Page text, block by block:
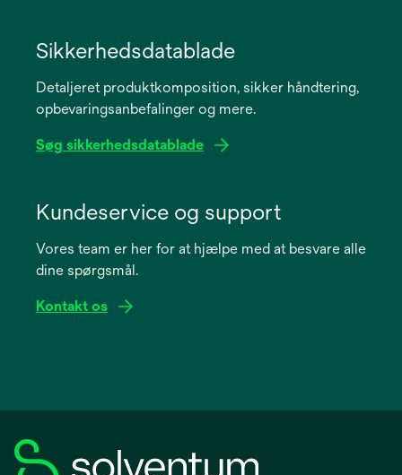
new
Sikkerhedsdatablade
Detaljeret produktkomposition, sikker håndtering,
opbevaringsanbefalinger og mere.
Søg sikkerhedsdatablade
new
Kundeservice og support
Vores team er her for at hjælpe med at besvare alle
dine spørgsmål.
Kontakt os